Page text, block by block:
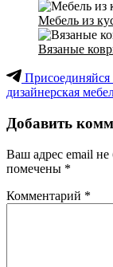
Мебель из
Вязаные
дизайнерская
Добавить
Ваш адрес email не
помечены *
Комментарий *